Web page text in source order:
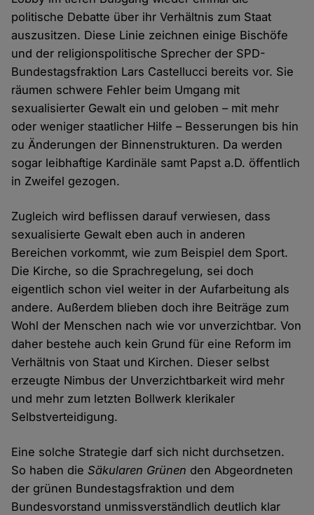
politische Debatte über ihr Verhältnis zum Staat
auszusitzen. Diese Linie zeichnen einige Bischöfe
und der religionspolitische Sprecher der SPD-
Bundestagsfraktion Lars Castellucci bereits vor. Sie
räumen schwere Fehler beim Umgang mit
sexualisierter Gewalt ein und geloben – mit mehr
oder weniger staatlicher Hilfe – Besserungen bis hin
zu Änderungen der Binnenstrukturen. Da werden
sogar leibhaftige Kardinäle samt Papst a.D. öffentlich
in Zweifel gezogen.
Zugleich wird beflissen darauf verwiesen, dass
sexualisierte Gewalt eben auch in anderen
Bereichen vorkommt, wie zum Beispiel dem Sport.
Die Kirche, so die Sprachregelung, sei doch
eigentlich schon viel weiter in der Aufarbeitung als
andere. Außerdem blieben doch ihre Beiträge zum
Wohl der Menschen nach wie vor unverzichtbar. Von
daher bestehe auch kein Grund für eine Reform im
Verhältnis von Staat und Kirchen. Dieser selbst
erzeugte Nimbus der Unverzichtbarkeit wird mehr
und mehr zum letzten Bollwerk klerikaler
Selbstverteidigung.
Eine solche Strategie darf sich nicht durchsetzen.
So haben dieSäkularen Grünen den Abgeordneten
der grünen Bundestagsfraktion und dem
Bundesvorstand unmissverständlich deutlich klar